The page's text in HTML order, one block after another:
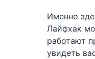
Именно
Лайфхак
работают
увидеть